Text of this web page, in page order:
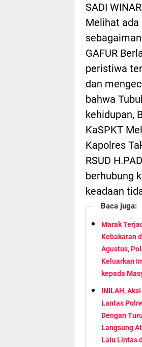
SADI
Melihat ada
GAFUR
peristiwa
dan
bahwa
kehidupan,
KaSPKT
Kapolres
RSUD
berhubung
keadaan
Baca juga:
Marak
Kebakaran
Agustus,
Keluarkan
kepada
INILAH,
Lantas
Dengan
Langsung
Lalu Lintas